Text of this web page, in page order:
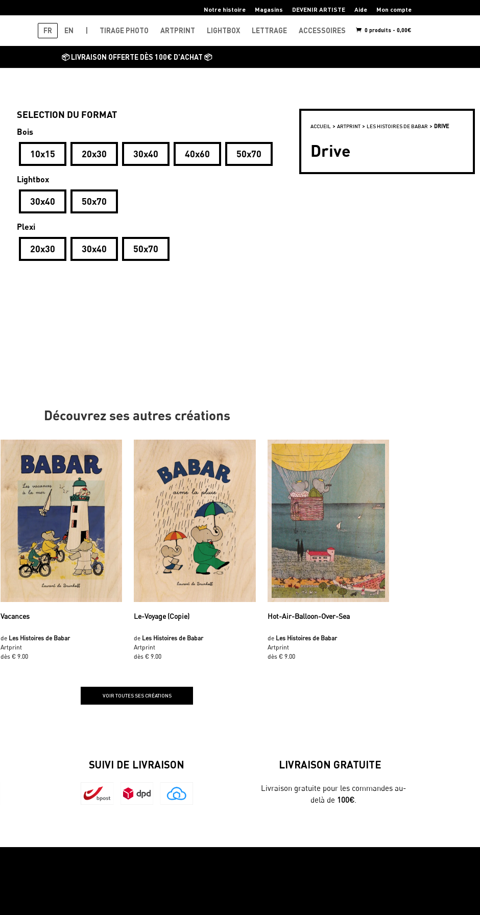
Notre histoire Magasins DEVENIR ARTISTE Aide Mon compte
FR EN TIRAGE PHOTO ARTPRINT LIGHTBOX LETTRAGE ACCESSOIRES 0 produits - 0,00€
📦 LIVRAISON OFFERTE DÈS 100€ D'ACHAT 📦
SELECTION DU FORMAT
Bois
10x15 20x30 30x40 40x60 50x70
Lightbox
30x40 50x70
Plexi
20x30 30x40 50x70
ACCUEIL > ARTPRINT> LES HISTOIRES DE BABAR > DRIVE
Drive
Découvrez ses autres créations
Vacances
de Les Histoires de Babar
Artprint
dès € 9.00
Le-Voyage (Copie)
de Les Histoires de Babar
Artprint
dès € 9.00
Hot-Air-Balloon-Over-Sea
de Les Histoires de Babar
Artprint
dès € 9.00
VOIR TOUTES SES CRÉATIONS
SUIVI DE LIVRAISON LIVRAISON GRATUITE
Livraison gratuite pour les commandes au-
delà de 100€.